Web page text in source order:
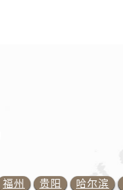
福州 贵阳 哈尔滨